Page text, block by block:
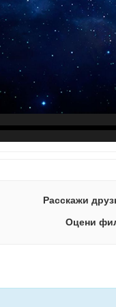
Расскажи
Оцени